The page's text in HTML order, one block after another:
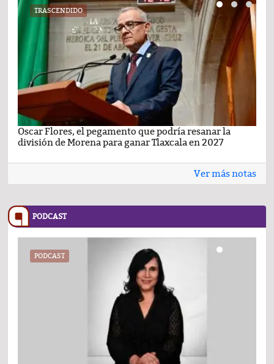
TRASCENDIDO
Oscar Flores, el pegamento que podría resanar la
división de Morena para ganar Tlaxcala en 2027
Ver más notas
PODCAST
PODCAST